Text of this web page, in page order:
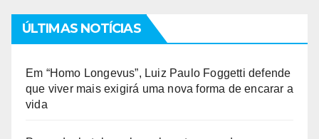
ÚLTIMAS NOTÍCIAS
Em “Homo Longevus”, Luiz Paulo Foggetti defende
que viver mais exigirá uma nova forma de encarar a
vida